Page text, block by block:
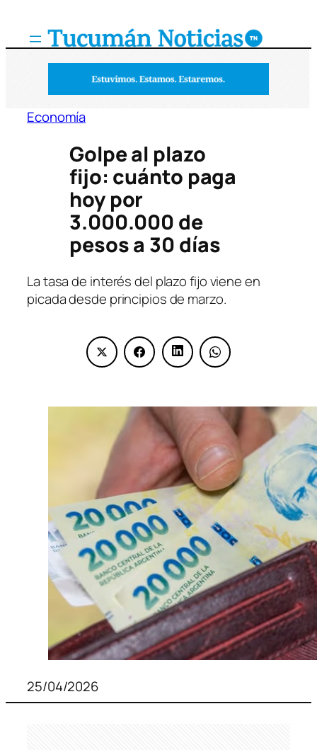
Economía
Golpe al plazo
fijo: cuánto paga
hoy por
3.000.000 de
pesos a 30 días
La tasa de interés del plazo fijo viene en
picada desde principios de marzo.
25/04/2026